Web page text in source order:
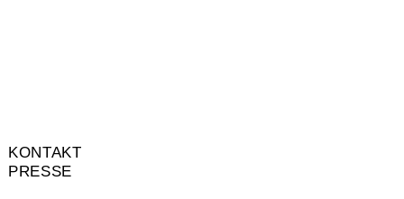
KONTAKT
PRESSE